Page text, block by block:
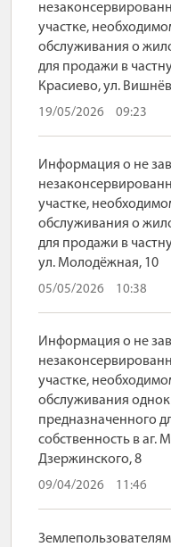
участке,
обслуживания о
для продажи в
Красиево, ул.
19/05/2026 09:23
Информация о не
участке,
обслуживания о
для продажи в
ул. Молодёжная, 10
05/05/2026 10:38
Информация о не
участке,
обслуживания
предназначенного
собственность в аг.
Дзержинского, 8
09/04/2026 11:46